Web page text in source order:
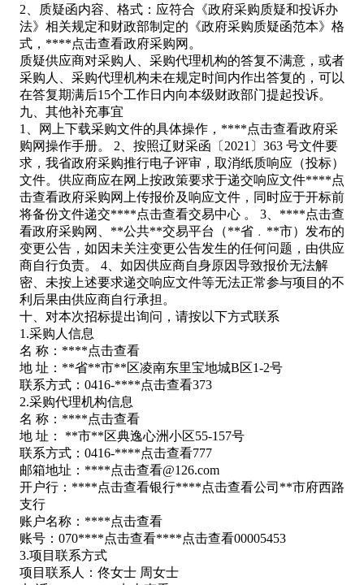
2、质疑函内容、格式：应符合《政府采购质疑和投诉办
法》相关规定和财政部制定的《政府采购质疑函范本》格
式，****点击查看政府采购网。
质疑供应商对采购人、采购代理机构的答复不满意，或者
采购人、采购代理机构未在规定时间内作出答复的，可以
在答复期满后15个工作日内向本级财政部门提起投诉。
九、其他补充事宜
1、网上下载采购文件的具体操作，****点击查看政府采
购网操作手册。 2、按照辽财采函〔2021〕363 号文件要
求，我省政府采购推行电子评审，取消纸质响应（投标）
文件。供应商应在网上按政策要求于递交响应文件****点
击查看政府采购网上传报价及响应文件，同时应于开标前
将备份文件递交****点击查看交易中心 。 3、****点击查
看政府采购网、**公共**交易平台（**省﹒**市）发布的
变更公告，如因未关注变更公告发生的任何问题，由供应
商自行负责。 4、如因供应商自身原因导致报价无法解
密、未按上述要求递交响应文件等无法正常参与项目的不
利后果由供应商自行承担。
十、对本次招标提出询问，请按以下方式联系
1.采购人信息
名 称：****点击查看
地 址：**省**市**区凌南东里宝地城B区1-2号
联系方式：0416-****点击查看373
2.采购代理机构信息
名 称：****点击查看
地 址： **市**区典逸心洲小区55-157号
联系方式：0416-****点击查看777
邮箱地址：****点击查看@126.com
开户行：****点击查看银行****点击查看公司**市府西路
支行
账户名称：****点击查看
账号：070****点击查看****点击查看00005453
3.项目联系方式
项目联系人：佟女士 周女士